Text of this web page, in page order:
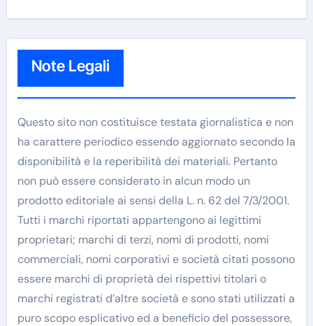
Note Legali
Questo sito non costituisce testata giornalistica e non
ha carattere periodico essendo aggiornato secondo la
disponibilità e la reperibilità dei materiali. Pertanto
non può essere considerato in alcun modo un
prodotto editoriale ai sensi della L. n. 62 del 7/3/2001.
Tutti i marchi riportati appartengono ai legittimi
proprietari; marchi di terzi, nomi di prodotti, nomi
commerciali, nomi corporativi e società citati possono
essere marchi di proprietà dei rispettivi titolari o
marchi registrati d’altre società e sono stati utilizzati a
puro scopo esplicativo ed a beneficio del possessore,